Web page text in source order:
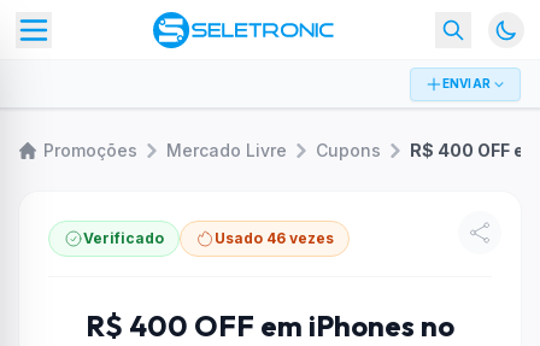
ENVIAR
Promoções Mercado Livre Cupons
Verificado Usado 46 vezes
R$ 400 OFF em iPhones no